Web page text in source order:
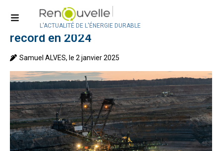
L'ACTUALITÉ DE L'ÉNERGIE DURABLE
La demande en charbon a atteint un
record en 2024
Samuel ALVES, le 2 janvier 2025